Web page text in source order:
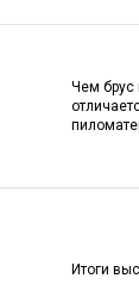
Чем брус
Итоги